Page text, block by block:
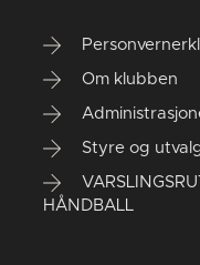
Om klubben
Styre og
HÅNDBALL